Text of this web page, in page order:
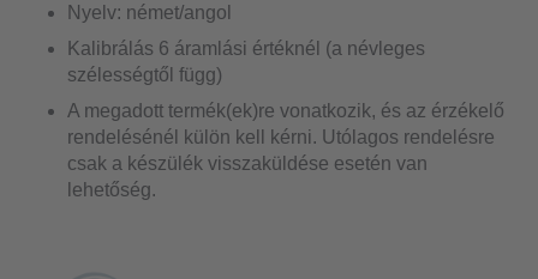
Nyelv: német/angol
Kalibrálás 6 áramlási értéknél (a névleges
szélességtől függ)
A megadott termék(ek)re vonatkozik, és az érzékelő
rendelésénél külön kell kérni. Utólagos rendelésre
csak a készülék visszaküldése esetén van
lehetőség.